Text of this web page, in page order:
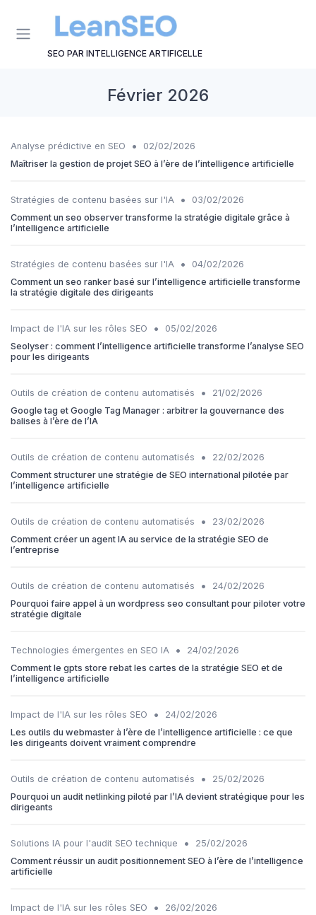
SEO PAR INTELLIGENCE ARTIFICELLE
Février 2026
Analyse prédictive en SEO •
02/02/2026
Maîtriser la gestion de projet SEO à l’ère de l’intelligence artificielle
Stratégies de contenu basées sur l'IA •
03/02/2026
Comment un seo observer transforme la stratégie digitale grâce à
l’intelligence artificielle
Stratégies de contenu basées sur l'IA •
04/02/2026
Comment un seo ranker basé sur l’intelligence artificielle transforme
la stratégie digitale des dirigeants
Impact de l'IA sur les rôles SEO •
05/02/2026
Seolyser : comment l’intelligence artificielle transforme l’analyse SEO
pour les dirigeants
Outils de création de contenu automatisés •
21/02/2026
Google tag et Google Tag Manager : arbitrer la gouvernance des
balises à l’ère de l’IA
Outils de création de contenu automatisés •
22/02/2026
Comment structurer une stratégie de SEO international pilotée par
l’intelligence artificielle
Outils de création de contenu automatisés •
23/02/2026
Comment créer un agent IA au service de la stratégie SEO de
l’entreprise
Outils de création de contenu automatisés •
24/02/2026
Pourquoi faire appel à un wordpress seo consultant pour piloter votre
stratégie digitale
Technologies émergentes en SEO IA •
24/02/2026
Comment le gpts store rebat les cartes de la stratégie SEO et de
l’intelligence artificielle
Impact de l'IA sur les rôles SEO •
24/02/2026
Les outils du webmaster à l’ère de l’intelligence artificielle : ce que
les dirigeants doivent vraiment comprendre
Outils de création de contenu automatisés •
25/02/2026
Pourquoi un audit netlinking piloté par l’IA devient stratégique pour les
dirigeants
Solutions IA pour l'audit SEO technique •
25/02/2026
Comment réussir un audit positionnement SEO à l’ère de l’intelligence
artificielle
Impact de l'IA sur les rôles SEO •
26/02/2026